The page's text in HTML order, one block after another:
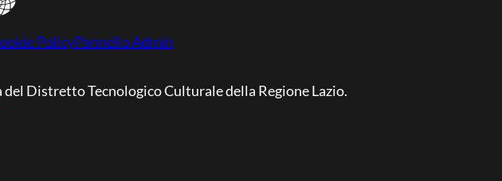
PolicyPannello Admin
Distretto Tecnologico Culturale della Regione Lazio.
su YouTube